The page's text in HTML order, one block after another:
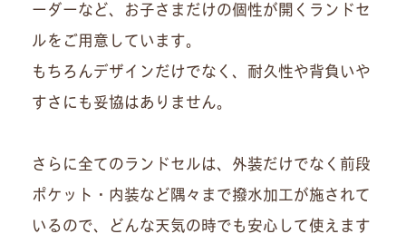
ーダーなど、お子さまだけの個性が開くランドセ
ルをご用意しています。
もちろんデザインだけでなく、耐久性や背負いや
すさにも妥協はありません。
さらに全てのランドセルは、外装だけでなく前段
ポケット・内装など隅々まで撥水加工が施されて
いるので、どんな天気の時でも安心して使えます